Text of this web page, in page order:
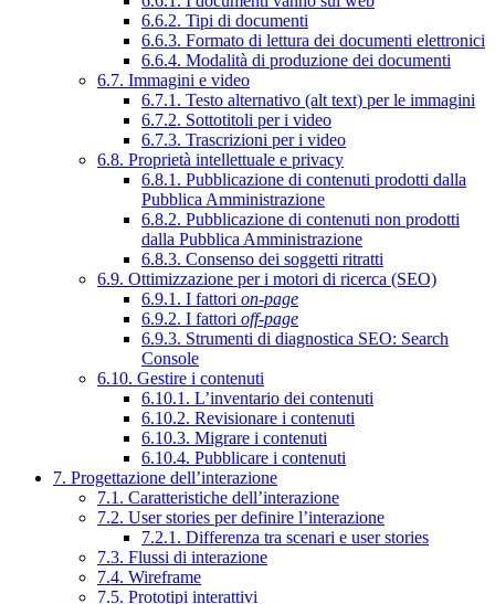
6.6.2. Tipi di documenti
6.6.3. Formato di lettura dei documenti elettronici
6.6.4. Modalità di produzione dei documenti
6.7. Immagini e video
6.7.1. Testo alternativo (alt text) per le immagini
6.7.2. Sottotitoli per i video
6.7.3. Trascrizioni per i video
6.8. Proprietà intellettuale e privacy
6.8.1. Pubblicazione di contenuti prodotti dalla
Pubblica Amministrazione
6.8.2. Pubblicazione di contenuti non prodotti
dalla Pubblica Amministrazione
6.8.3. Consenso dei soggetti ritratti
6.9. Ottimizzazione per i motori di ricerca (SEO)
6.9.1. I fattori on-page
6.9.2. I fattori off-page
6.9.3. Strumenti di diagnostica SEO: Search
Console
6.10. Gestire i contenuti
6.10.1. L’inventario dei contenuti
6.10.2. Revisionare i contenuti
6.10.3. Migrare i contenuti
6.10.4. Pubblicare i contenuti
7. Progettazione dell’interazione
7.1. Caratteristiche dell’interazione
7.2. User stories per definire l’interazione
7.2.1. Differenza tra scenari e user stories
7.3. Flussi di interazione
7.4. Wireframe
7.5. Prototipi interattivi